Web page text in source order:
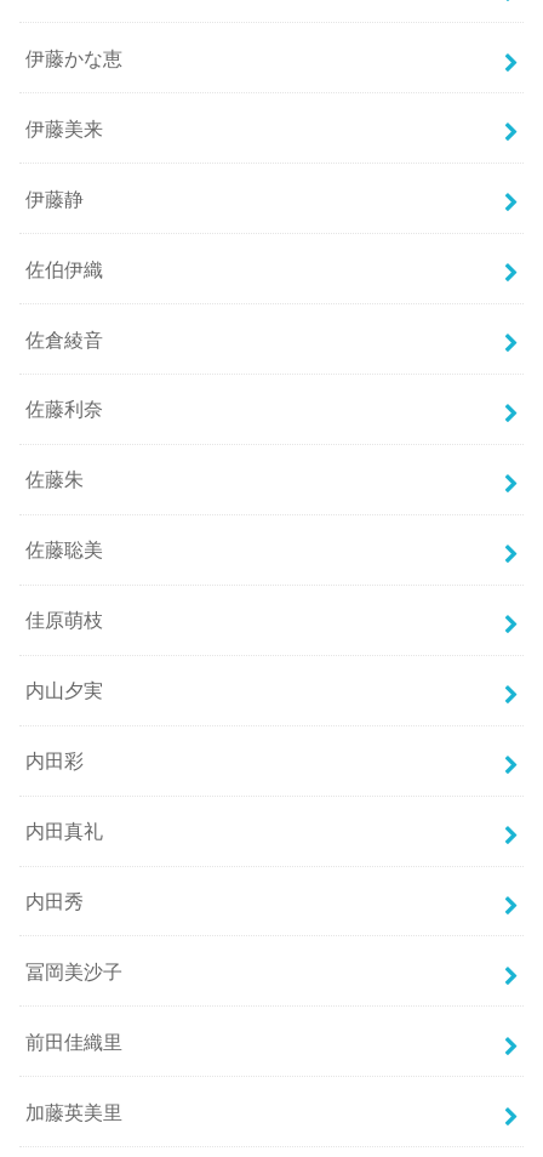
伊藤かな恵
伊藤美来
伊藤静
佐伯伊織
佐倉綾音
佐藤利奈
佐藤朱
佐藤聡美
佳原萌枝
内山夕実
内田彩
内田真礼
内田秀
冨岡美沙子
前田佳織里
加藤英美里